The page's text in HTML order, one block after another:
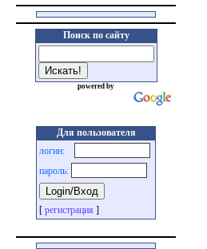
Поиск по сайту
powered by
Для пользователя
логин:
пароль:
[ регистрация ]